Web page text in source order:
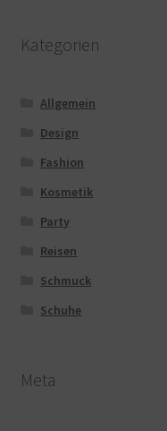
Kategorien
Allgemein
Design
Fashion
Kosmetik
Party
Reisen
Schmuck
Schuhe
Meta